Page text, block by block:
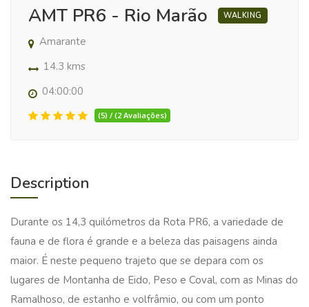
AMT PR6 - Rio Marão WALKING
Amarante
14.3 kms
04:00:00
(5) / (2 Avaliações)
Description
Durante os 14,3 quilómetros da Rota PR6, a variedade de
fauna e de flora é grande e a beleza das paisagens ainda
maior. É neste pequeno trajeto que se depara com os
lugares de Montanha de Eido, Peso e Coval, com as Minas do
Ramalhoso, de estanho e volfrâmio, ou com um ponto